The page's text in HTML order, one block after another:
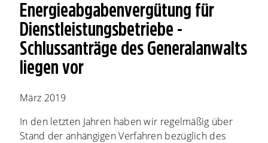
Energieabgabenvergütung für
Dienstleistungsbetriebe -
Schlussanträge des Generalanwalts
liegen vor
März 2019
In den letzten Jahren haben wir regelmäßig über
Stand der anhängigen Verfahren bezüglich des